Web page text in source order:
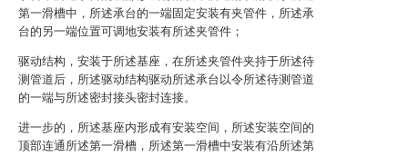
第一滑槽中，所述承台的一端固定安装有夹管件，所述承
台的另一端位置可调地安装有所述夹管件；
驱动结构，安装于所述基座，在所述夹管件夹持于所述待
测管道后，所述驱动结构驱动所述承台以令所述待测管道
的一端与所述密封接头密封连接。
进一步的，所述基座内形成有安装空间，所述安装空间的
顶部连通所述第一滑槽，所述第一滑槽中安装有沿所述第